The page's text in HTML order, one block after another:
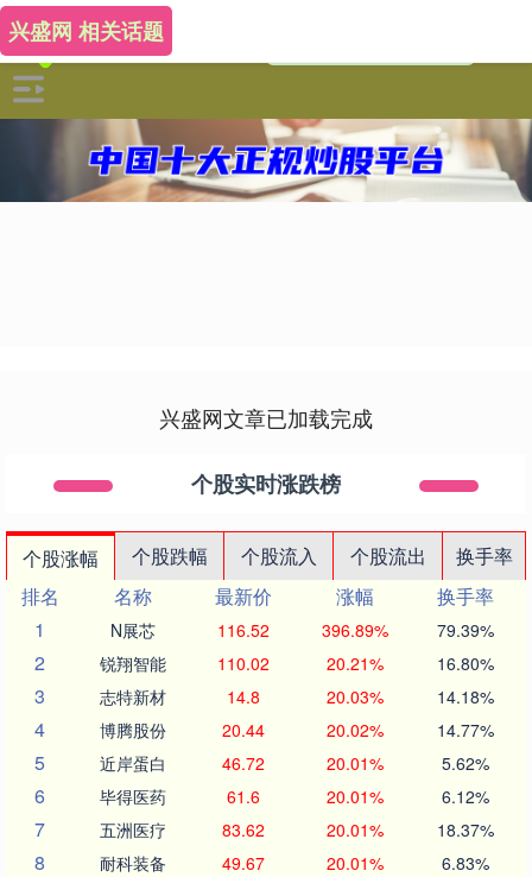
兴盛网 相关话题
兴盛网文章已加载完成
个股实时涨跌榜
个股涨幅 个股跌幅 个股流入 个股流出
换手率
排名
名称 最新价 涨幅
换手率
1
N展芯 116.52 396.89% 79.39%
2 锐翔智能 110.02 20.21% 16.80%
3 志特新材 14.8 20.03% 14.18%
4 博腾股份 20.44 20.02% 14.77%
5 近岸蛋白 46.72 20.01% 5.62%
6 毕得医药 61.6 20.01% 6.12%
7 五洲医疗 83.62 20.01% 18.37%
8 耐科装备 49.67 20.01% 6.83%